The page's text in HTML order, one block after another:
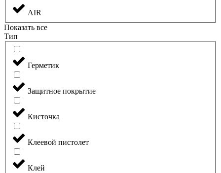
AIR
Показать все
Тип
Герметик
Защитное покрытие
Кисточка
Клеевой пистолет
Клей